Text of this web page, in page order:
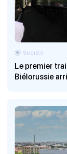
Le premier
Biélorussie
Société